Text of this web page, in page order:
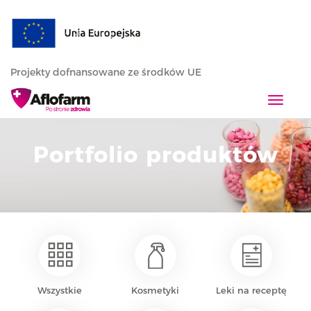
Projekty dofnansowane ze środków UE
T
o
g
g
l
e
n
a
Portfolio produktów
Wszystkie Kosmetyki Leki na receptę